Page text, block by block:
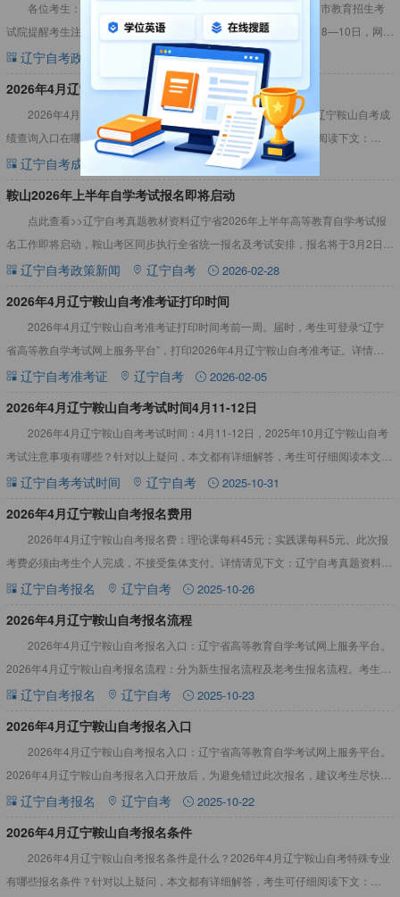
各位考生：为确保2026年上半年高等教育自学考试顺利开展，市教育招生考
试院提醒考生注意以下事项:一、考试时间1．准考证打印时间：4月8—10日，网
址：zk.ahzsks.cn。2．考试日期：4月11—
辽宁自考政策新闻 辽宁自考 2026-04-07
​2026年4月辽宁鞍山自考成绩查询时间5月25日起
2026年4月辽宁鞍山自考成绩查询是在什么时候？2026年4月辽宁鞍山自考成
绩查询入口在哪？针对以上疑问，本文都有详细解答，考生可仔细阅读下文：
2026年4月辽宁鞍山自考成绩查询时间5月25日起考生可
辽宁自考成绩查询 辽宁自考 2026-03-25
鞍山2026年上半年自学考试报名即将启动
点此查看>>辽宁自考真题教材资料辽宁省2026年上半年高等教育自学考试报
名工作即将启动，鞍山考区同步执行全省统一报名及考试安排，报名将于3月2日9
时开始，考生需在指定时间内完成网上报名及缴费，切勿错过
辽宁自考政策新闻 辽宁自考 2026-02-28
​2026年4月辽宁鞍山自考准考证打印时间
2026年4月辽宁鞍山自考准考证打印时间考前一周。届时，考生可登录“辽宁
省高等教自学考试网上服务平台”，打印2026年4月辽宁鞍山自考准考证。详情如
下：2026年4月辽宁鞍山自考准考证打印时间2026
辽宁自考准考证 辽宁自考 2026-02-05
​2026年4月辽宁鞍山自考考试时间4月11-12日
2026年4月辽宁鞍山自考考试时间：4月11-12日，2025年10月辽宁鞍山自考
考试注意事项有哪些？针对以上疑问，本文都有详细解答，考生可仔细阅读本文：
2026年4月辽宁鞍山自考考试时间4月11-1
辽宁自考考试时间 辽宁自考 2025-10-31
2026年4月辽宁鞍山自考报名费用
2026年4月辽宁鞍山自考报名费：理论课每科45元；实践课每科5元。此次报
考费必须由考生个人完成，不接受集体支付。详情请见下文：辽宁自考真题资料，
辅助备考！2026年4月辽宁鞍山自考报名费用理论课每科
辽宁自考报名 辽宁自考 2025-10-26
2026年4月辽宁鞍山自考报名流程
2026年4月辽宁鞍山自考报名入口：辽宁省高等教育自学考试网上服务平台。
2026年4月辽宁鞍山自考报名流程：分为新生报名流程及老考生报名流程。考生若
有其它疑义，可关注“辽宁自考报名”栏目。辽宁自考资料
辽宁自考报名 辽宁自考 2025-10-23
2026年4月辽宁鞍山自考报名入口
2026年4月辽宁鞍山自考报名入口：辽宁省高等教育自学考试网上服务平台。
2026年4月辽宁鞍山自考报名入口开放后，为避免错过此次报名，建议考生尽快完
成报名，不要拖拉。详情如下：2026年4月辽宁鞍山自
辽宁自考报名 辽宁自考 2025-10-22
2026年4月辽宁鞍山自考报名条件
2026年4月辽宁鞍山自考报名条件是什么？2026年4月辽宁鞍山自考特殊专业
有哪些报名条件？针对以上疑问，本文都有详细解答，考生可仔细阅读下文：